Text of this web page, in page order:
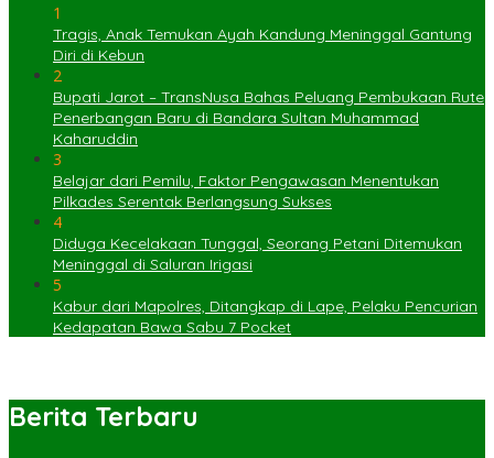
1
Tragis, Anak Temukan Ayah Kandung Meninggal Gantung
Diri di Kebun
2
Bupati Jarot – TransNusa Bahas Peluang Pembukaan Rute
Penerbangan Baru di Bandara Sultan Muhammad
Kaharuddin
3
Belajar dari Pemilu, Faktor Pengawasan Menentukan
Pilkades Serentak Berlangsung Sukses
4
Diduga Kecelakaan Tunggal, Seorang Petani Ditemukan
Meninggal di Saluran Irigasi
5
Kabur dari Mapolres, Ditangkap di Lape, Pelaku Pencurian
Kedapatan Bawa Sabu 7 Pocket
Berita Terbaru